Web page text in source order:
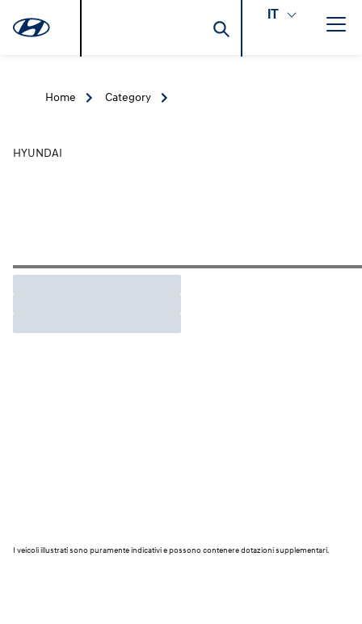
IT
Home Category
HYUNDAI
I veicoli illustrati sono puramente indicativi e possono contenere dotazioni supplementari.